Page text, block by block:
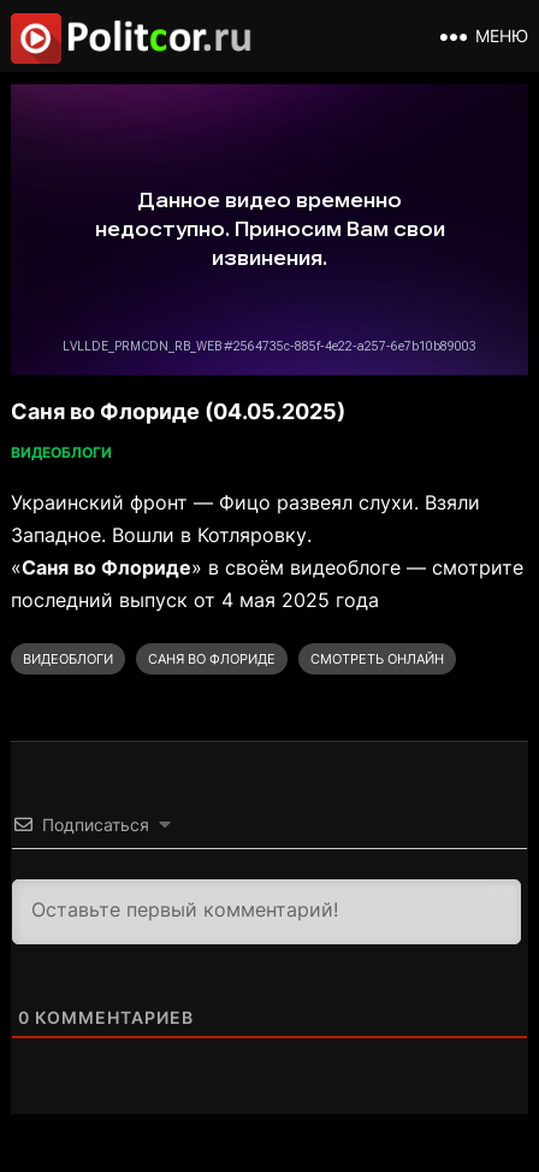
МЕНЮ
Саня во Флориде (04.05.2025)
ВИДЕОБЛОГИ
Украинский фронт — Фицо развеял слухи. Взяли
Западное. Вошли в Котляровку.
«Саня во Флориде» в своём видеоблоге — смотрите
последний выпуск от 4 мая 2025 года
ВИДЕОБЛОГИ САНЯ ВО ФЛОРИДЕ СМОТРЕТЬ ОНЛАЙН
Подписаться
0 КОММЕНТАРИЕВ